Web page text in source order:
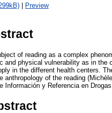
| Preview
of reading as a complex
and physical vulnerability as in the
in the different health centers.
anthropology of the reading
Información y Referencia en